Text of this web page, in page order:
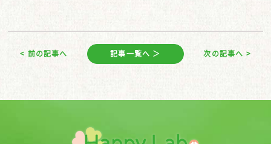
< 前の記事へ 記事一覧へ ＞ 次の記事へ >